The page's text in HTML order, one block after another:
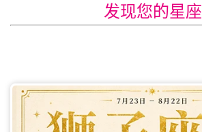
发现您的星座